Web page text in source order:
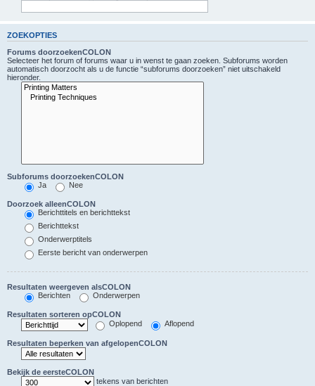
ZOEKOPTIES
Forums doorzoekenCOLON
Selecteer het forum of forums waar u in wenst te gaan zoeken. Subforums worden
automatisch doorzocht als u de functie “subforums doorzoeken” niet uitschakeld
hieronder.
Subforums doorzoekenCOLON
Ja
Nee
Doorzoek alleenCOLON
Berichttitels en berichttekst
Berichttekst
Onderwerptitels
Eerste bericht van onderwerpen
Resultaten weergeven alsCOLON
Berichten
Onderwerpen
Resultaten sorteren opCOLON
Oplopend
Aflopend
Resultaten beperken van afgelopenCOLON
Bekijk de eersteCOLON
tekens van berichten